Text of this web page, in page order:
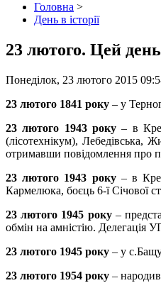
Головна >
День в історії
23 лютого. Цей день
Понеділок, 23 лютого 2015
23 лютого 1841 року – у
23 лютого 1943 року– в
(лісотехнікум), Лебедівська,
отримавши повідомлення про
23 лютого 1943 року– в
Кармелюка, боєць 6-ї Січової
23 лютого 1945 року–
обмін на амністію. Делегація
23 лютого 1945 року – у
23 лютого 1954 року –